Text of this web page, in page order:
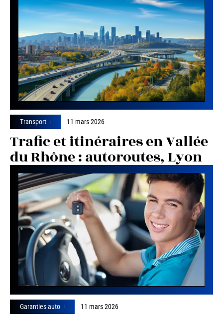
Transport 11 mars 2026
Trafic et itinéraires en Vallée
du Rhône : autoroutes, Lyon
Garanties auto 11 mars 2026